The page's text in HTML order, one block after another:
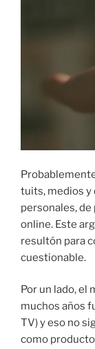
tuits, medios y
personales,
online. Este
resultón para
cuestionable.
Por un lado, el
muchos años
TV) y eso no
como